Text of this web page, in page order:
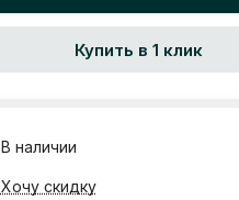
Купить в 1 клик
В наличии
Хочу скидку